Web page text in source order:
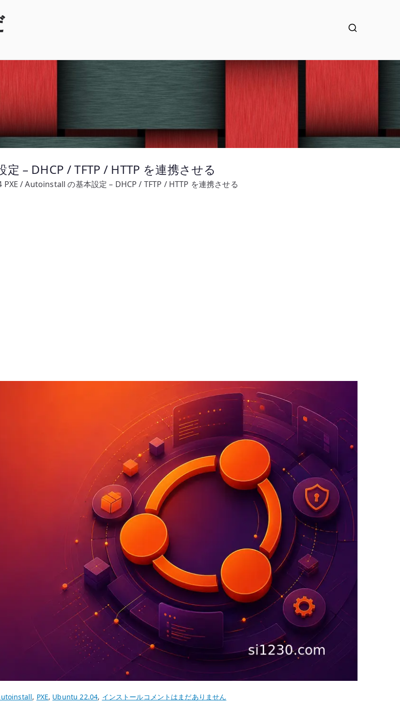
– DHCP / TFTP / HTTP を連携させる
/ Autoinstall の基本設定 – DHCP / TFTP / HTTP を連携させる
, PXE, Ubuntu 22.04, インストールUbuntu
コメントはまだありません